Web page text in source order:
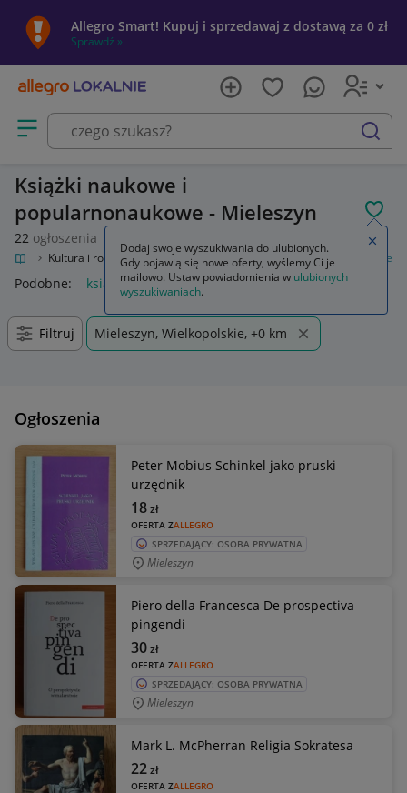
Allegro Smart! Kupuj i sprzedawaj z dostawą za 0 zł
Sprawdź »
Otwórz menu z kategoriami
szukaj
Książki naukowe i
popularnonaukowe - Mieleszyn
22 ogłoszenia
Kultura i rozrywka Książki Książki naukowe i popularnonaukowe
Podobne: książki naukowe i popularnonaukowe
Filtruj Mieleszyn, Wielkopolskie, +0 km
Ogłoszenia
Peter Mobius Schinkel jako pruski
urzędnik
OFERTA ZALLEGRO
18zł
SPRZEDAJĄCY: OSOBA PRYWATNA
Mieleszyn
Piero della Francesca De prospectiva
pingendi
OFERTA ZALLEGRO
30zł
SPRZEDAJĄCY: OSOBA PRYWATNA
Mieleszyn
Mark L. McPherran Religia Sokratesa
OFERTA ZALLEGRO
22zł
Dodaj swoje wyszukiwania do ulubionych.
Gdy pojawią się nowe oferty, wyślemy Ci je
mailowo. Ustaw powiadomienia w ulubionych
wyszukiwaniach.